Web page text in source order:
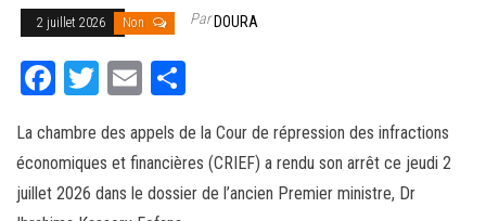
2 juillet 2026 Non ParDOURA
Fa
bo
ok
T
tt
er
E
ail ag
er
La chambre des appels de la Cour de répression des infractions
économiques et financières (CRIEF) a rendu son arrêt ce jeudi 2
juillet 2026 dans le dossier de l’ancien Premier ministre, Dr